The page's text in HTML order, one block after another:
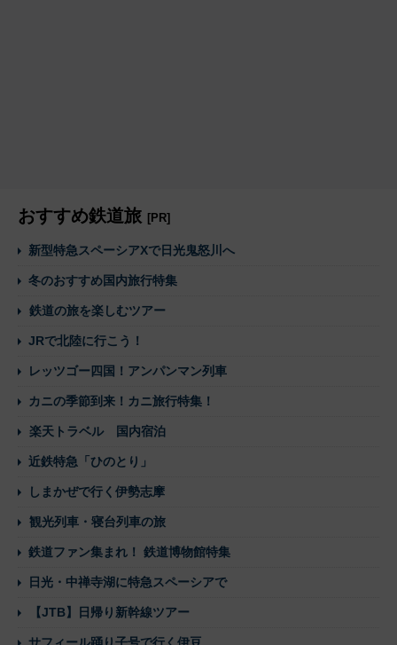
おすすめ鉄道旅 [PR]
新型特急スペーシアXで日光鬼怒川へ
冬のおすすめ国内旅行特集
鉄道の旅を楽しむツアー
JRで北陸に行こう！
レッツゴー四国！アンパンマン列車
カニの季節到来！カニ旅行特集！
楽天トラベル 国内宿泊
近鉄特急「ひのとり」
しまかぜで行く伊勢志摩
観光列車・寝台列車の旅
鉄道ファン集まれ！ 鉄道博物館特集
日光・中禅寺湖に特急スペーシアで
【JTB】日帰り新幹線ツアー